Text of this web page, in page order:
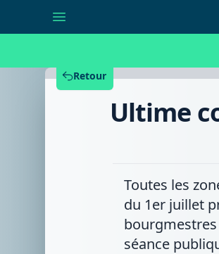
Retour
Ultime
Toutes les
du 1er juillet
bourgmestres
séance